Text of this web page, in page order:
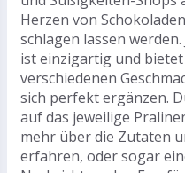
Herzen von
schlagen lassen
ist einzigartig und
verschiedenen
sich perfekt ergänzen.
auf das jeweilige
mehr über die Zutaten
erfahren, oder sogar